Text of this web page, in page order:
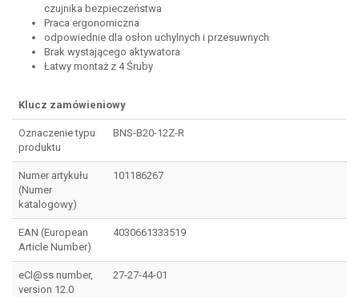
czujnika bezpieczeństwa
Praca ergonomiczna
odpowiednie dla osłon uchylnych i przesuwnych
Brak wystającego aktywatora
Łatwy montaż z 4 Śruby
Klucz zamówieniowy
Oznaczenie typu
produktu
BNS-B20-12Z-R
Numer artykułu
(Numer
katalogowy)
101186267
EAN (European
Article Number)
4030661333519
eCl@ss number,
version 12.0
27-27-44-01